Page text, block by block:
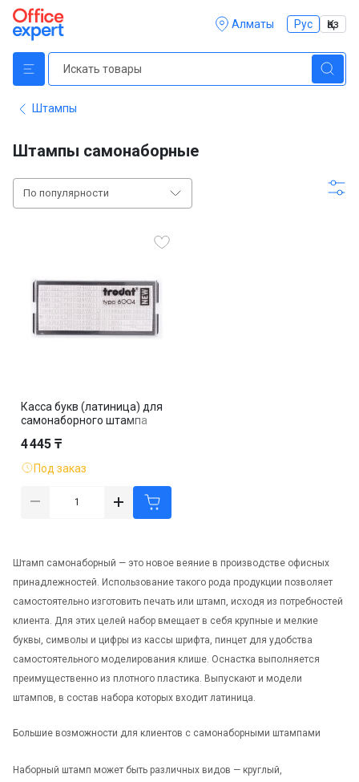
Алматы Рус Қаз
Штампы
Штампы самонаборные
По популярности
Касса букв (латиница) для
самонаборного штампа
шрифта 4 мм, 264 символа
4 445 ₸
Под заказ
Штамп самонаборный — это новое веяние в производстве офисных
принадлежностей. Использование такого рода продукции позволяет
самостоятельно изготовить печать или штамп, исходя из потребностей
клиента. Для этих целей набор вмещает в себя крупные и мелкие
буквы, символы и цифры из кассы шрифта, пинцет для удобства
самостоятельного моделирования клише. Оснастка выполняется
преимущественно из плотного пластика. Выпускают и модели
штампов, в состав набора которых входит латиница.
Большие возможности для клиентов с самонаборными штампами
Наборный штамп может быть различных видов — круглый,